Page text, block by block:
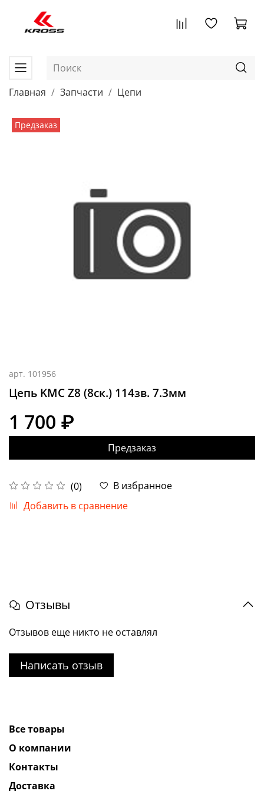
Главная Запчасти Цепи
Предзаказ
арт. 101956
Цепь KMC Z8 (8ск.) 114зв. 7.3мм
(0)
В избранное
Добавить в сравнение
1 700 ₽
Предзаказ
Отзывы
Отзывов еще никто не оставлял
Написать отзыв
Все товары
О компании
Контакты
Доставка